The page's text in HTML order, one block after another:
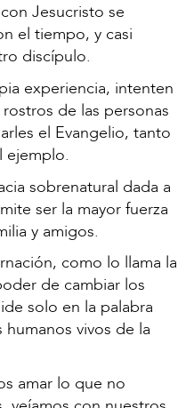
Jesucristo se
el tiempo, y casi
discípulo.
experiencia, intenten
de las personas
el Evangelio, tanto
ejemplo.
sobrenatural dada a
ser la mayor fuerza
y amigos.
como lo llama la
de cambiar los
solo en la palabra
vivos de la
amar lo que no